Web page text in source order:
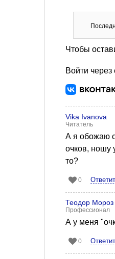
Чтобы
Войти через
Vika Ivanova
Читатель
А я обожаю
очков, ношу
то?
0
Теодор Мороз
Профессионал
А у меня
0